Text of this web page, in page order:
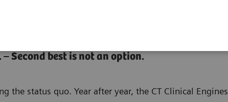
Second best is not an option.
the status quo. Year after year, the CT Clinical Engines